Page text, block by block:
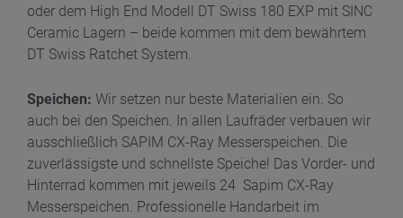
oder dem High End Modell DT Swiss 180 EXP mit SINC
Ceramic Lagern – beide kommen mit dem bewährtem
DT Swiss Ratchet System.
Speichen: Wir setzen nur beste Materialien ein. So
auch bei den Speichen. In allen Laufräder verbauen wir
ausschließlich SAPIM CX-Ray Messerspeichen. Die
zuverlässigste und schnellste Speiche! Das Vorder- und
Hinterrad kommen mit jeweils 24 Sapim CX-Ray
Messerspeichen. Professionelle Handarbeit im